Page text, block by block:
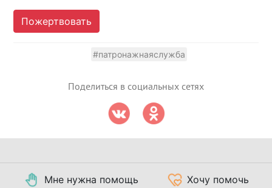
Пожертвовать
#патронажнаяслужба
Поделиться в социальных сетях
Мне нужна помощь Хочу помочь